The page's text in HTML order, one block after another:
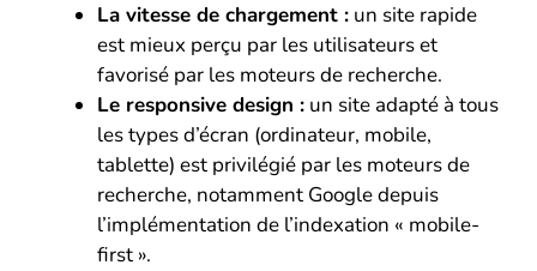
La vitesse de chargement : un site rapide
est mieux perçu par les utilisateurs et
favorisé par les moteurs de recherche.
Le responsive design : un site adapté à tous
les types d’écran (ordinateur, mobile,
tablette) est privilégié par les moteurs de
recherche, notamment Google depuis
l’implémentation de l’indexation « mobile-
first ».